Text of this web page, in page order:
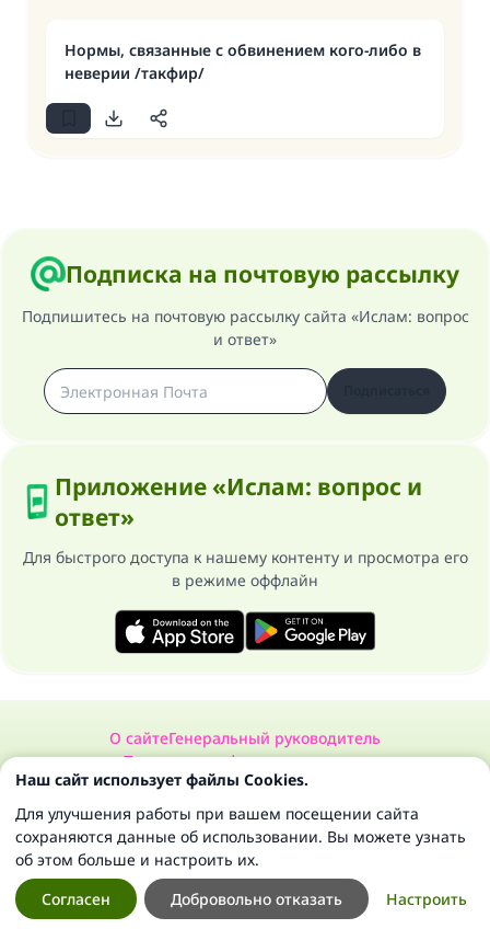
Нормы, связанные с обвинением кого-либо в
неверии /такфир/
Подписка на почтовую рассылку
Подпишитесь на почтовую рассылку сайта «Ислам: вопрос
и ответ»
Приложение «Ислам: вопрос и
ответ»
Для быстрого доступа к нашему контенту и просмотра его
в режиме оффлайн
О сайтеГенеральный руководитель
Политика конфиденциальности
Сайт «Ислам: вопрос и ответ». Все права защищены 1997-2025 ©
Наш сайт использует файлы Cookies.
Для улучшения работы при вашем посещении сайта
сохраняются данные об использовании. Вы можете узнать
об этом больше и настроить их.
Настроить
Добровольно отказать
Согласен